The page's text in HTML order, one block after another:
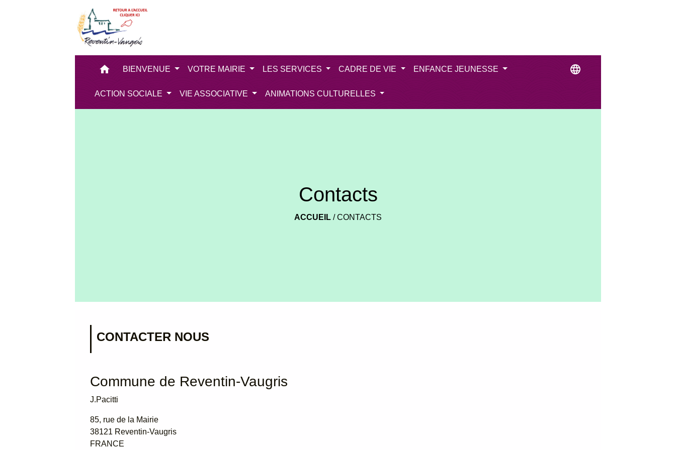
home BIENVENUE VOTRE MAIRIE LES SERVICES CADRE DE VIE ENFANCE JEUNESSE
ACTION SOCIALE VIE ASSOCIATIVE ANIMATIONS CULTURELLES
language
Contacts
ACCUEIL /CONTACTS
CONTACTER NOUS
Commune de Reventin-Vaugris
J.Pacitti
85, rue de la Mairie
38121 Reventin-Vaugris
FRANCE